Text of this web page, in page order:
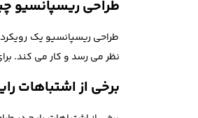
طراحی ریسپانسیو
طراحی ریسپانسیو یک
نظر می رسد و کار می کند.
برخی از اشتباهات